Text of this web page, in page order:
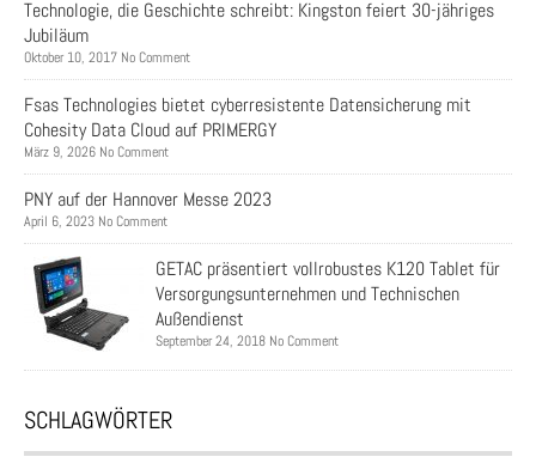
Technologie, die Geschichte schreibt: Kingston feiert 30-jähriges
Jubiläum
Oktober 10, 2017 No Comment
Fsas Technologies bietet cyberresistente Datensicherung mit
Cohesity Data Cloud auf PRIMERGY
März 9, 2026 No Comment
PNY auf der Hannover Messe 2023
April 6, 2023 No Comment
GETAC präsentiert vollrobustes K120 Tablet für
Versorgungsunternehmen und Technischen
Außendienst
September 24, 2018 No Comment
SCHLAGWÖRTER